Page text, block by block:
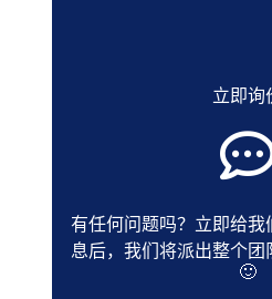
立即询
有任何问题吗？立即给我
息后，我们将派出整个团
🙂